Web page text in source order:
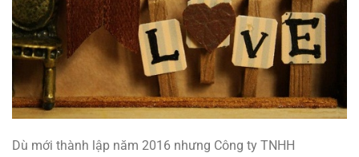
Dù mới thành lập năm 2016 nhưng Công ty TNHH